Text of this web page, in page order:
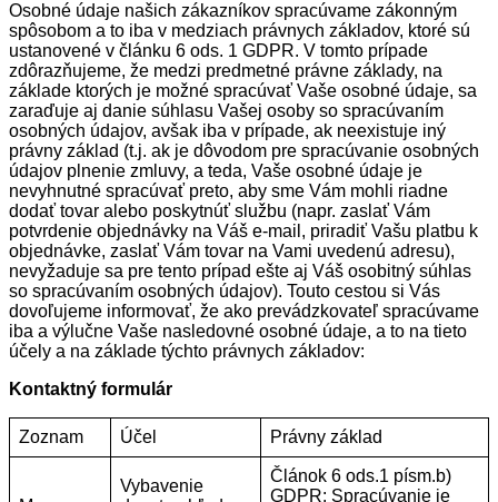
Osobné údaje našich zákazníkov spracúvame zákonným
spôsobom a to iba v medziach právnych základov, ktoré sú
ustanovené v článku 6 ods. 1 GDPR. V tomto prípade
zdôrazňujeme, že medzi predmetné právne základy, na
základe ktorých je možné spracúvať Vaše osobné údaje, sa
zaraďuje aj danie súhlasu Vašej osoby so spracúvaním
osobných údajov, avšak iba v prípade, ak neexistuje iný
právny základ (t.j. ak je dôvodom pre spracúvanie osobných
údajov plnenie zmluvy, a teda, Vaše osobné údaje je
nevyhnutné spracúvať preto, aby sme Vám mohli riadne
dodať tovar alebo poskytnúť službu (napr. zaslať Vám
potvrdenie objednávky na Váš e-mail, priradiť Vašu platbu k
objednávke, zaslať Vám tovar na Vami uvedenú adresu),
nevyžaduje sa pre tento prípad ešte aj Váš osobitný súhlas
so spracúvaním osobných údajov). Touto cestou si Vás
dovoľujeme informovať, že ako prevádzkovateľ spracúvame
iba a výlučne Vaše nasledovné osobné údaje, a to na tieto
účely a na základe týchto právnych základov:
Kontaktný formulár
Zoznam Účel Právny základ
Vybavenie
Článok 6 ods.1 písm.b)
GDPR: Spracúvanie je